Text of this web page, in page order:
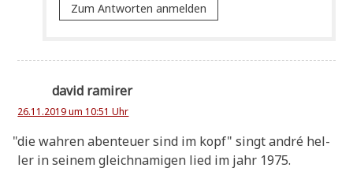
Zum Antworten anmelden
david ramirer
26.11.2019 um 10:51 Uhr
"die wah­ren aben­teu­er sind im kopf" singt andré hel­
ler in sei­nem gleich­na­mi­gen lied im jahr 1975.